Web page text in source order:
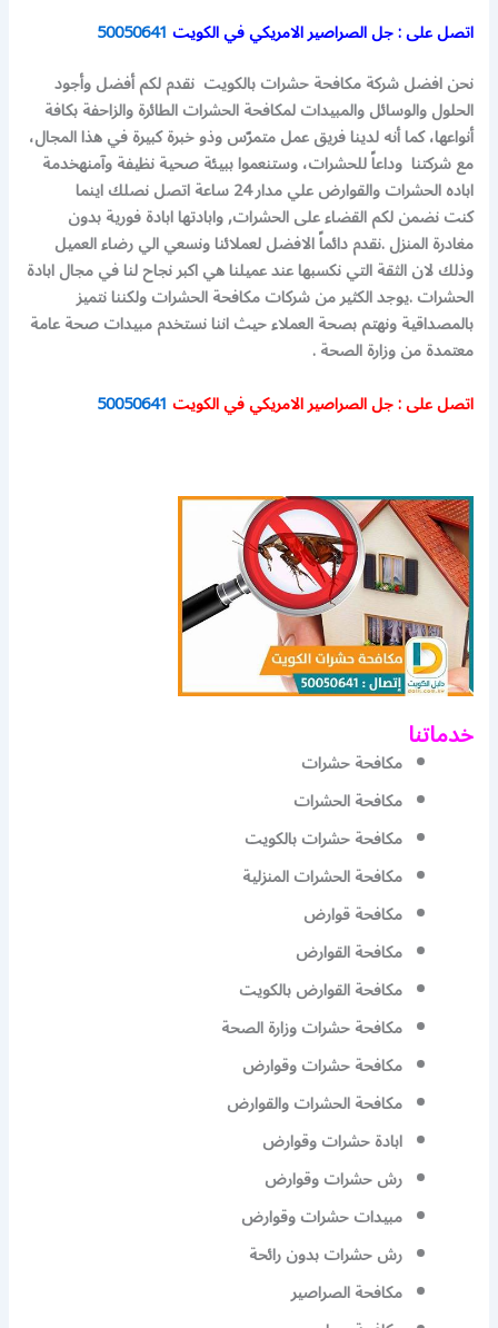
اتصل على : جل الصراصير الامريكي في الكويت50050641
نحن افضل شركة مكافحة حشرات بالكويت نقدم لكم أفضل وأجود
الحلول والوسائل والمبيدات لمكافحة الحشرات الطائرة والزاحفة بكافة
أنواعها، كما أنه لدينا فريق عمل متمرّس وذو خبرة كبيرة في هذا المجال،
مع شركتنا وداعاً للحشرات، وستنعموا ببيئة صحية نظيفة وآمنهخدمة
اباده الحشرات والقوارض علي مدار 24 ساعة اتصل نصلك اينما
كنتنضمن لكم القضاء على الحشرات, وابادتها ابادة فورية بدون
مغادرة المنزل .نقدم دائماً الافضل لعملائنا ونسعي الي رضاء العميل
وذلك لان الثقة التي نكسبها عند عميلنا هي اكبر نجاح لنا في مجال ابادة
الحشرات .يوجد الكثير من شركات مكافحة الحشرات ولكننا نتميز
بالمصداقية ونهتم بصحة العملاء حيث اننا نستخدم مبيدات صحة عامة
معتمدة من وزارة الصحة .
اتصل على : جل الصراصير الامريكي في الكويت50050641
خدماتنا
مكافحة حشرات
مكافحة الحشرات
مكافحة حشرات بالكويت
مكافحة الحشرات المنزلية
مكافحة قوارض
مكافحة القوارض
مكافحة القوارض بالكويت
مكافحة حشرات وزارة الصحة
مكافحة حشرات وقوارض
مكافحة الحشرات والقوارض
ابادة حشرات وقوارض
رش حشرات وقوارض
مبيدات حشرات وقوارض
رش حشرات بدون رائحة
مكافحة الصراصير